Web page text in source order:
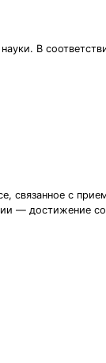
В
связанное с
— достижение